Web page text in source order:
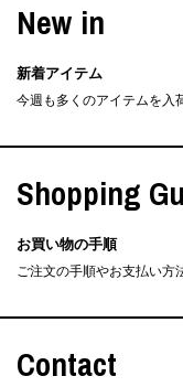
New in
新着アイテム
今週も多くのアイテムを入
Shopping
お買い物の手順
ご注文の手順やお支払い方
Contact